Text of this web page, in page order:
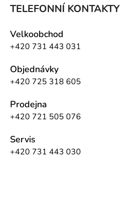
TELEFONNÍ KONTAKTY
Velkoobchod
+420 731 443 031
Objednávky
+420 725 318 605
Prodejna
+420 721 505 076
Servis
+420 731 443 030